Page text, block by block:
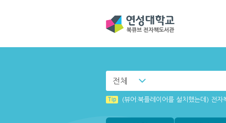
전체
Tip (뷰어:북플레이어를 설치했는데) 전자